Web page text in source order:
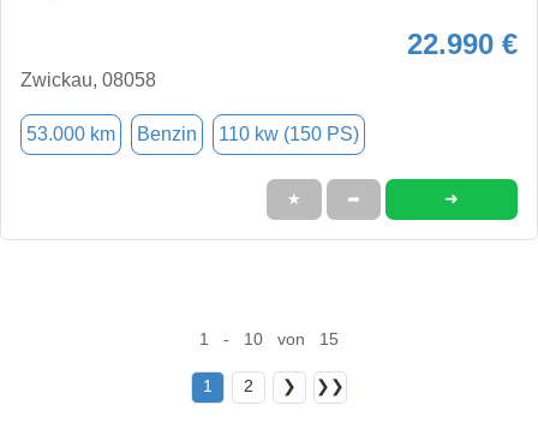
22.990 €
Zwickau, 08058
53.000 km Benzin 110 kw (150 PS)
★ ➦ ➜
1 - 10 von 15
1 2 ❯ ❯❯